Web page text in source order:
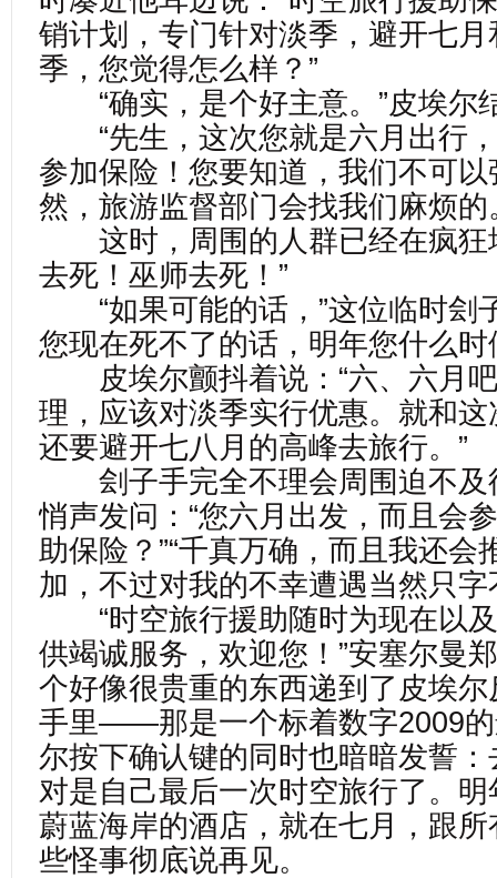
销计划，专门针对淡季，避开七
季，您觉得怎么样？”
“确实，是个好主意。”皮埃尔
“先生，这次您就是六月出行
参加保险！您要知道，我们不可
然，旅游监督部门会找我们麻烦的
这时，周围的人群已经在疯狂
去死！巫师去死！”
“如果可能的话，”这位临时刽
您现在死不了的话，明年您什么时
皮埃尔颤抖着说：“六、六月
理，应该对淡季实行优惠。就和
还要避开七八月的高峰去旅行。”
刽子手完全不理会周围迫不及
悄声发问：“您六月出发，而且会
助保险？”“千真万确，而且我还会
加，不过对我的不幸遭遇当然只字
“时空旅行援助随时为现在以
供竭诚服务，欢迎您！”安塞尔曼
个好像很贵重的东西递到了皮埃
手里——那是一个标着数字2009
尔按下确认键的同时也暗暗发誓
对是自己最后一次时空旅行了。
蔚蓝海岸的酒店，就在七月，跟
些怪事彻底说再见。